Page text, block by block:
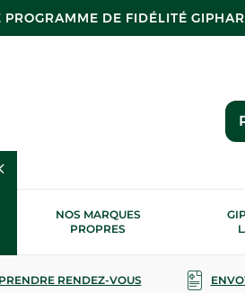
PROGRAMME DE FIDÉLITÉ
NOS MARQUES
PROPRES
PRENDRE RENDEZ-VOUS